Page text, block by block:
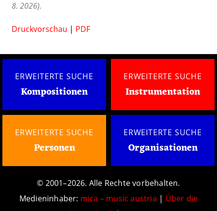
8. 2026).
Druckvorschau | PDF
ERWEITERTE SUCHE
Kompositionen
ERWEITERTE SUCHE
Instrumentation
ERWEITERTE SUCHE
Personen
ERWEITERTE SUCHE
Organisationen
© 2001–2026. Alle Rechte vorbehalten.
Medieninhaber: mica – music austria | Über die